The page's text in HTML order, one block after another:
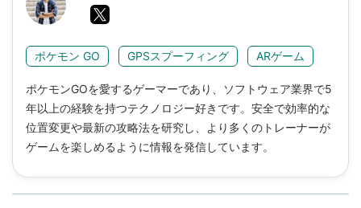
ポケモン GO GPSスプーフィング ARゲーム
ポケモンGOを愛するゲーマーであり、ソフトウェア業界で5
年以上の経験を持つテクノロジー好きです。安全で効率的な
位置変更や最新の攻略法を研究し、より多くのトレーナーが
ゲームを楽しめるように情報を発信しています。